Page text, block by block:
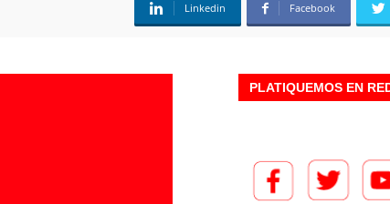
Linkedin Facebook
PLATIQUEMOS EN